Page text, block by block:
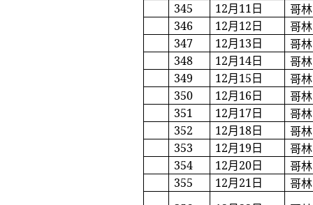
345
12月11日
哥
346
12月12日
哥
347
12月13日
哥
348
12月14日
哥
349
12月15日
哥
350
12月16日
哥
351
12月17日
哥
352
12月18日
哥
353
12月19日
哥
354
12月20日
哥
355
12月21日
哥